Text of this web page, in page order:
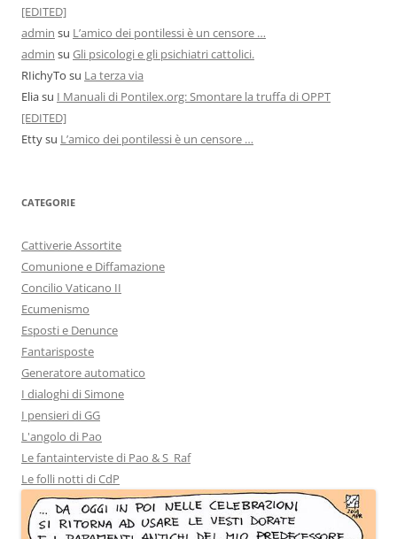
[EDITED]
admin su L’amico dei pontilessi è un censore …
admin su Gli psicologi e gli psichiatri cattolici.
RIichyTo su La terza via
Eliasu I Manuali di Pontilex.org: Smontare la truffa di OPPT
[EDITED]
Ettysu L’amico dei pontilessi è un censore …
CATEGORIE
Cattiverie Assortite
Comunione e Diffamazione
Concilio Vaticano II
Ecumenismo
Esposti e Denunce
Fantarisposte
Generatore automatico
I dialoghi di Simone
I pensieri di GG
L'angolo di Pao
Le fantainterviste di Pao & S_Raf
Le folli notti di CdP